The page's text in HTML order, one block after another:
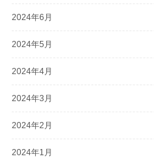
2024年6月
2024年5月
2024年4月
2024年3月
2024年2月
2024年1月